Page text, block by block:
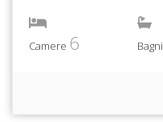
Camere 6 Bagni